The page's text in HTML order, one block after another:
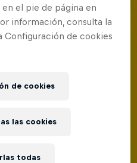
el pie de página en
información, consulta la
Configuración de cookies
de cookies
todas
las cookies